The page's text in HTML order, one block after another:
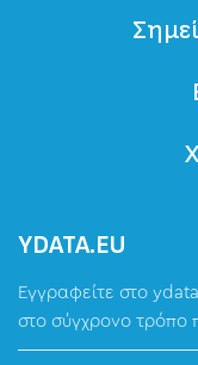
ΥDATA.EU
Εγγραφείτε στο
στο σύγχρονο τρόπο